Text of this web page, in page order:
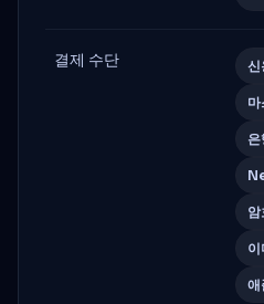
결제 수단 신
마
은
애